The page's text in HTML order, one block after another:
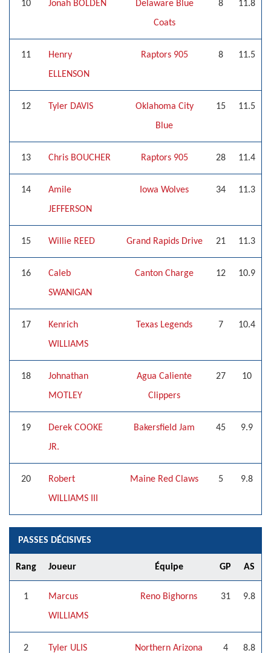
10 Jonah BOLDEN
Delaware Blue
Coats
8 11.8
11
Henry
ELLENSON
Raptors 905 8 11.5
12 Tyler DAVIS
Oklahoma City
Blue
15 11.5
13 Chris BOUCHER Raptors 905 28 11.4
14
Amile
JEFFERSON
Iowa Wolves 34 11.3
15 Willie REED Grand Rapids Drive 21 11.3
16
Caleb
SWANIGAN
Canton Charge 12 10.9
17
Kenrich
WILLIAMS
Texas Legends 7 10.4
18
Johnathan
MOTLEY
Agua Caliente
Clippers
27 10
19
Derek COOKE
JR.
Bakersfield Jam 45 9.9
20
Robert
WILLIAMS III
Maine Red Claws 5 9.8
PASSES DÉCISIVES
Rang Joueur Équipe GP AS
1
Marcus
WILLIAMS
Reno Bighorns 31 9.8
2 Tyler ULIS
Northern Arizona
4 8.8